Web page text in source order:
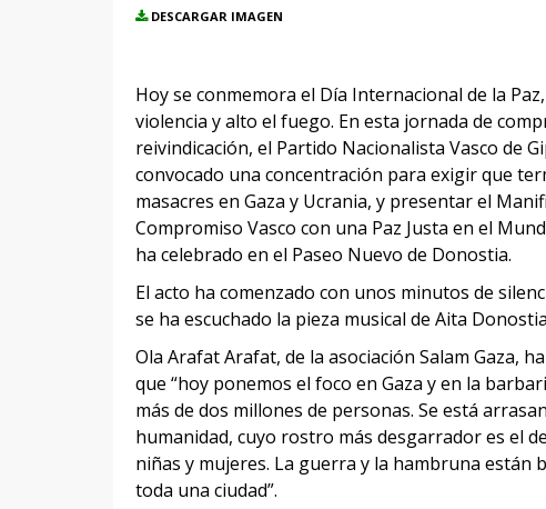
DESCARGAR IMAGEN
Hoy se conmemora el Día Internacional de la
violencia y alto el fuego. En esta jornada de
reivindicación, el Partido Nacionalista Vasco de
convocado una concentración para exigir que
masacres en Gaza y Ucrania, y presentar el
Compromiso Vasco con una Paz Justa en el
ha celebrado en el Paseo Nuevo de Donostia.
El acto ha comenzado con unos minutos de
se ha escuchado la pieza musical de Aita
Ola Arafat Arafat, de la asociación Salam Gaza,
que “hoy ponemos el foco en Gaza y en la
más de dos millones de personas. Se está
humanidad, cuyo rostro más desgarrador es el
niñas y mujeres. La guerra y la hambruna están
toda una ciudad”.